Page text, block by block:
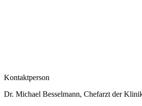
Kontaktperson
Dr. Michael Besselmann, Chefarzt der